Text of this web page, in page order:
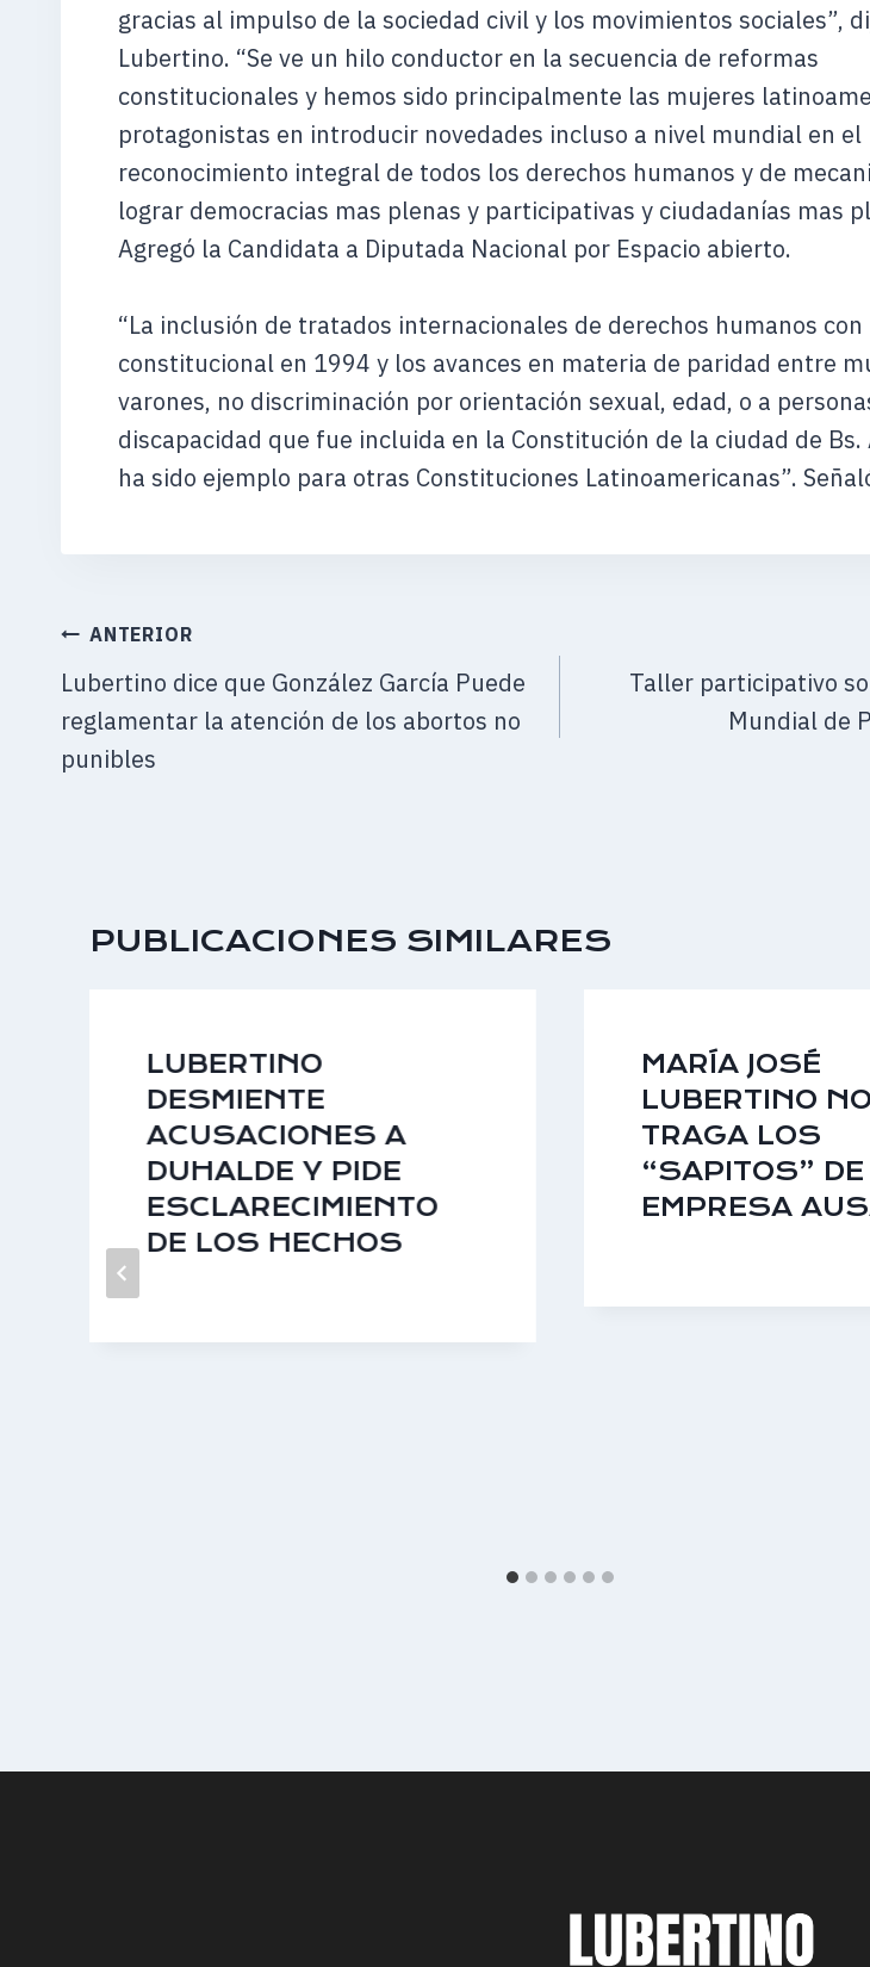
gracias al impulso de la sociedad civil y los movimientos sociales”,
Lubertino. “Se ve un hilo conductor en la secuencia de reformas
constitucionales y hemos sido principalmente las mujeres
protagonistas en introducir novedades incluso a nivel mundial en el
reconocimiento integral de todos los derechos humanos y de
lograr democracias mas plenas y participativas y ciudadanías mas
Agregó la Candidata a Diputada Nacional por Espacio abierto.
“La inclusión de tratados internacionales de derechos humanos con
constitucional en 1994 y los avances en materia de paridad entre
varones, no discriminación por orientación sexual, edad, o a
discapacidad que fue incluida en la Constitución de la ciudad de Bs.
ha sido ejemplo para otras Constituciones Latinoamericanas”.
NAVEGACIÓN
DE
ENTRADAS
ANTERIOR
Lubertino dice que González García Puede
reglamentar la atención de los abortos no
punibles
Taller participativo
Mundial de
PUBLICACIONES SIMILARES
LUBERTINO
DESMIENTE
ACUSACIONES A
DUHALDE Y PIDE
ESCLARECIMIENTO
DE LOS HECHOS
MARÍA JOSÉ
LUBERTINO
TRAGA LOS
“SAPITOS”
EMPRESA